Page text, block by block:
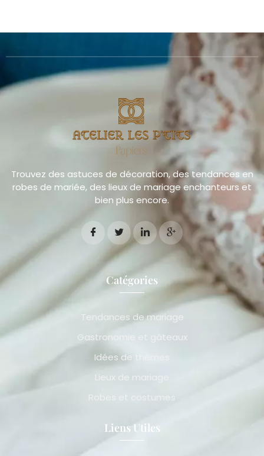
Trouvez des astuces de décoration, des tendances en
robes de mariée, des lieux de mariage enchanteurs et
bien plus encore.
Catégories
Tendances de mariage
Gastronomie et gâteaux
Idées de thèmes
Lieux de mariage
Robes et costumes
Liens Utiles